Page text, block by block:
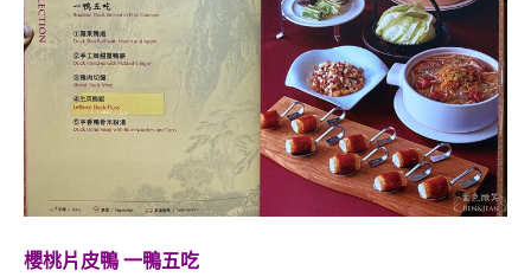
櫻桃片皮鴨 一鴨五吃